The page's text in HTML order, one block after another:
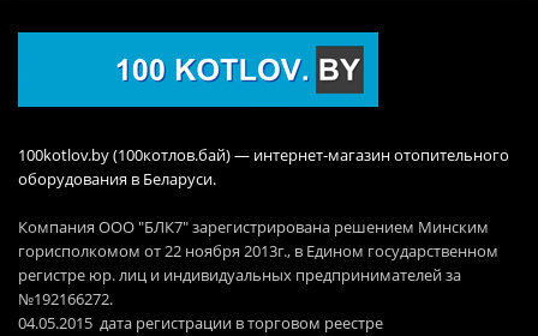
100kotlov.by (100котлов.бай) — интернет-магазин отопительного
оборудования в Беларуси.
Компания ООО "БЛК7" зарегистрирована решением Минским
горисполкомом от 22 ноября 2013г., в Едином государственном
регистре юр. лиц и индивидуальных предпринимателей за
№192166272.
04.05.2015 дата регистрации в торговом реестре